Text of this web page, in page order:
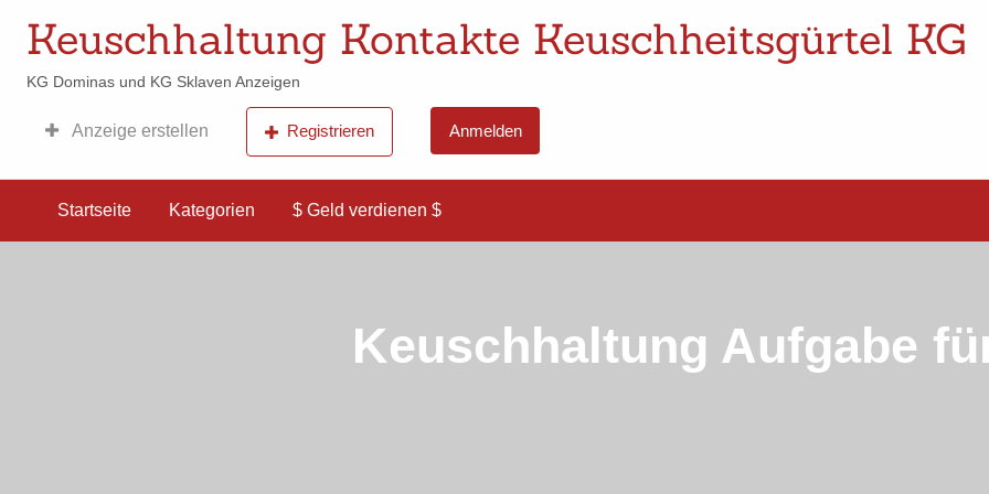
Geld
Keuschhaltung Kontakte Keuschheitsgürtel KG
KG Dominas und KG Sklaven Anzeigen
Anzeige erstellen Registrieren Anmelden
Startseite Kategorien $ Geld verdienen $
Keuschhaltung Aufgabe